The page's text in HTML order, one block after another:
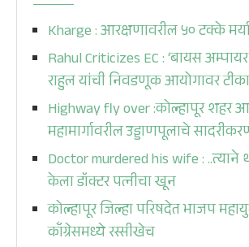
Kharge : आरक्षणावरील ५० टक्के
Rahul Criticizes EC : ‘बायस
राहुल यांची निवडणूक आयोगावर टीका
Highway fly over :कोल्हापूर शहर
महामार्गावरील उड्डाणपूलाचे
Doctor murdered his wife : ..त्याने
केला डॉक्टर पत्नीचा खून
कोल्हापूर जिल्हा परिषदेत भाजप
काँग्रेसमध्ये रस्सीखेच